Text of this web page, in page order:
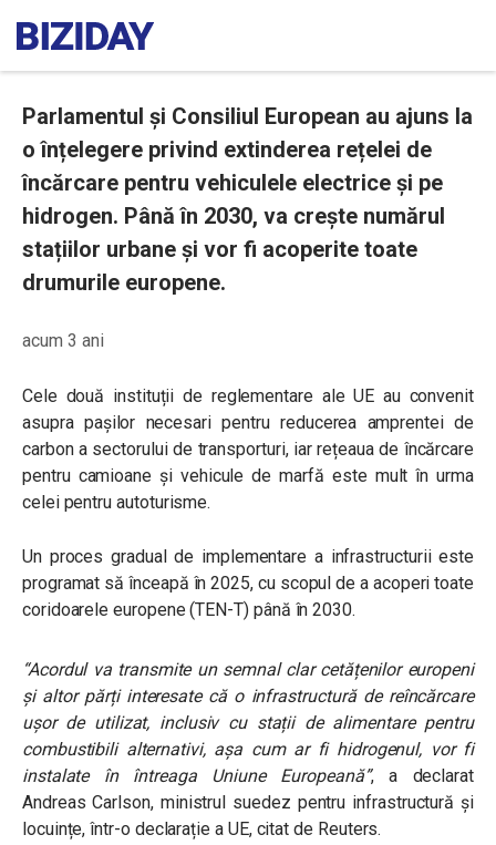
Parlamentul și Consiliul European au ajuns la
o înțelegere privind extinderea rețelei de
încărcare pentru vehiculele electrice și pe
hidrogen. Până în 2030, va crește numărul
stațiilor urbane și vor fi acoperite toate
drumurile europene.
acum 3 ani
Cele două instituții de reglementare ale UE au convenit
asupra pașilor necesari pentru reducerea amprentei de
carbon a sectorului de transporturi, iar rețeaua de încărcare
pentru camioane și vehicule de marfă este mult în urma
celei pentru autoturisme.
Un proces gradual de implementare a infrastructurii este
programat să înceapă în 2025, cu scopul de a acoperi toate
coridoarele europene (TEN-T) până în 2030.
“Acordul va transmite un semnal clar cetățenilor europeni
și altor părți interesate că o infrastructură de reîncărcare
ușor de utilizat, inclusiv cu stații de alimentare pentru
combustibili alternativi, așa cum ar fi hidrogenul, vor fi
instalate în întreaga Uniune Europeană”, a declarat
Andreas Carlson, ministrul suedez pentru infrastructură și
locuințe, într-o declarație a UE, citat de Reuters.